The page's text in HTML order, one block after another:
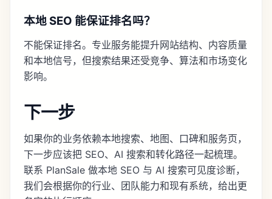
本地 SEO 能保证排名吗？
不能保证排名。专业服务能提升网站结构、内容质量
和本地信号，但搜索结果还受竞争、算法和市场变化
影响。
下一步
如果你的业务依赖本地搜索、地图、口碑和服务页，
下一步应该把 SEO、AI 搜索和转化路径一起梳理。
联系 PlanSale 做本地 SEO 与 AI 搜索可见度诊断，
我们会根据你的行业、团队能力和现有系统，给出更